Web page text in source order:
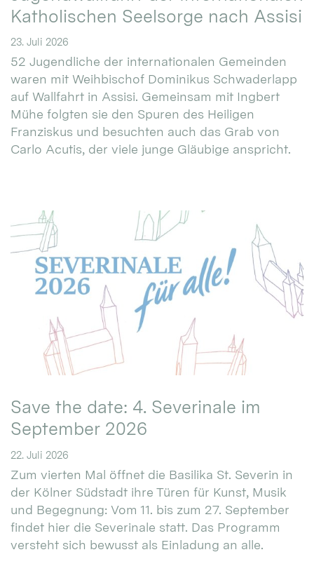
Katholischen Seelsorge nach Assisi
23. Juli 2026
52 Jugendliche der internationalen Gemeinden
waren mit Weihbischof Dominikus Schwaderlapp
auf Wallfahrt in Assisi. Gemeinsam mit Ingbert
Mühe folgten sie den Spuren des Heiligen
Franziskus und besuchten auch das Grab von
Carlo Acutis, der viele junge Gläubige anspricht.
Save the date: 4. Severinale im
September 2026
22. Juli 2026
Zum vierten Mal öffnet die Basilika St. Severin in
der Kölner Südstadt ihre Türen für Kunst, Musik
und Begegnung: Vom 11. bis zum 27. September
findet hier die Severinale statt. Das Programm
versteht sich bewusst als Einladung an alle.